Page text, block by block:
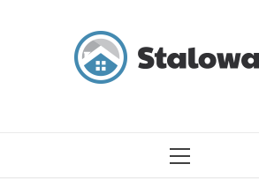
PRIMARY